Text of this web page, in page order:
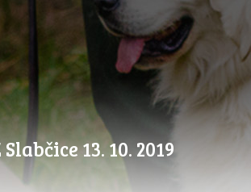
Slabčice 13. 10. 2019